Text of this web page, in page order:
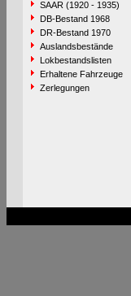
SAAR (1920 - 1935)
DB-Bestand 1968
DR-Bestand 1970
Auslandsbestände
Lokbestandslisten
Erhaltene Fahrzeuge
Zerlegungen